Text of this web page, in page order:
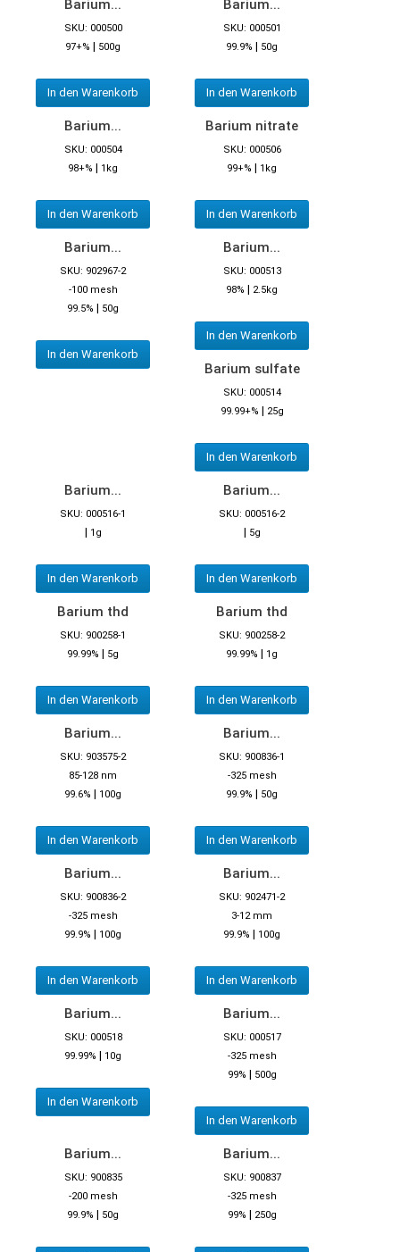
Barium...
SKU: 000500
97+% | 500g
In den Warenkorb
Barium...
SKU: 000501
99.9% | 50g
In den Warenkorb
Barium...
SKU: 000504
98+% | 1kg
In den Warenkorb
Barium nitrate
SKU: 000506
99+% | 1kg
In den Warenkorb
Barium...
SKU: 902967-2
-100 mesh
99.5% | 50g
In den Warenkorb
Barium...
SKU: 000513
98% | 2.5kg
In den Warenkorb
Barium sulfate
SKU: 000514
99.99+% | 25g
In den Warenkorb
Barium...
SKU: 000516-1
| 1g
In den Warenkorb
Barium...
SKU: 000516-2
| 5g
In den Warenkorb
Barium thd
SKU: 900258-1
99.99% | 5g
In den Warenkorb
Barium thd
SKU: 900258-2
99.99% | 1g
In den Warenkorb
Barium...
SKU: 903575-2
85-128 nm
99.6% | 100g
In den Warenkorb
Barium...
SKU: 900836-1
-325 mesh
99.9% | 50g
In den Warenkorb
Barium...
SKU: 900836-2
-325 mesh
99.9% | 100g
In den Warenkorb
Barium...
SKU: 902471-2
3-12 mm
99.9% | 100g
In den Warenkorb
Barium...
SKU: 000518
99.99% | 10g
In den Warenkorb
Barium...
SKU: 000517
-325 mesh
99% | 500g
In den Warenkorb
Barium...
SKU: 900835
-200 mesh
99.9% | 50g
Barium...
SKU: 900837
-325 mesh
99% | 250g